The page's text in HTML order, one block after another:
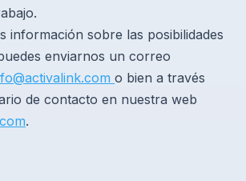
información sobre las posibilidades
enviarnos un correo
o bien a través
de contacto en nuestra web
.